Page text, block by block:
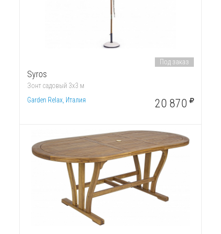
Syros
Зонт садовый 3х3 м
Garden Relax, Италия
Под заказ
20 870